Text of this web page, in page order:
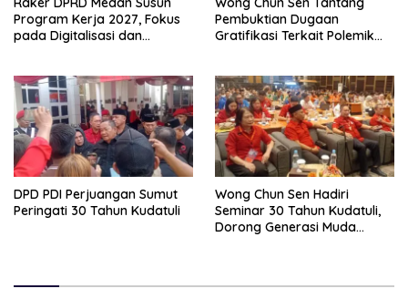
Program Kerja 2027, Fokus
pada Digitalisasi dan
Pembuktian Dugaan
Gratifikasi Terkait Polemik
DPD PDI Perjuangan Sumut
Peringati 30 Tahun Kudatuli
Wong Chun Sen Hadiri
Seminar 30 Tahun Kudatuli,
Dorong Generasi Muda